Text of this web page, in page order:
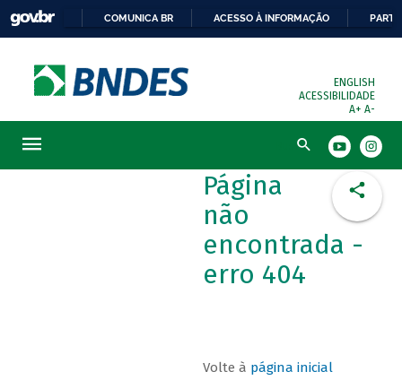
COMUNICA BR ACESSO À INFORMAÇÃO
ENGLISH
ACESSIBILIDADE
A+ A-
Busca
Página
não
encontrada -
erro 404
Volte à página inicial